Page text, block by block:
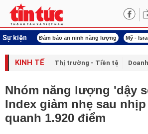
Sự kiện
khóa XVI Đảm bảo an ninh năng lượng Mỹ -
KINH TẾ Thị trường - Tiền tệ
Nhóm năng lượng 'dậy
Index giảm nhẹ sau
quanh 1.920 điểm